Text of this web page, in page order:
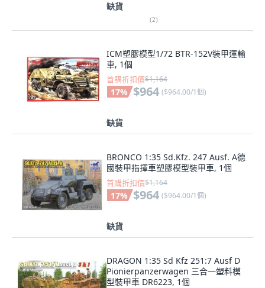
缺貨
(2)
ICM塑膠模型1/72 BTR-152V裝甲運輸
車, 1個
首購折扣價$1,164
17% $964 ($964.00/1個)
缺貨
BRONCO 1:35 Sd.Kfz. 247 Ausf. A德
國裝甲指揮車塑膠模型裝甲車, 1個
首購折扣價$1,164
17% $964 ($964.00/1個)
缺貨
DRAGON 1:35 Sd Kfz 251:7 Ausf D
Pionierpanzerwagen 三合一塑料模
型裝甲車 DR6223, 1個